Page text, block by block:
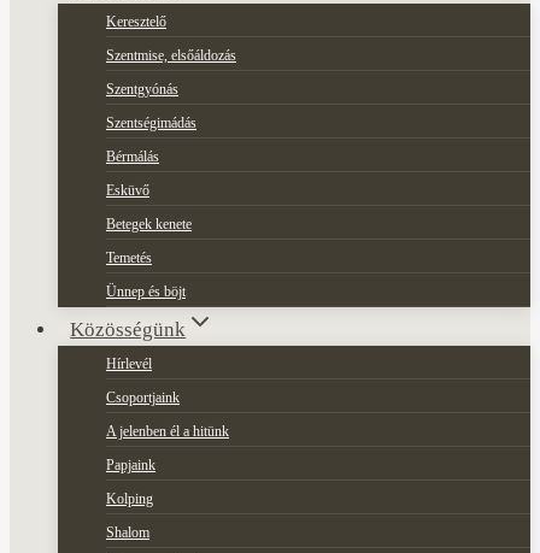
Keresztelő
Szentmise, elsőáldozás
Szentgyónás
Szentségimádás
Bérmálás
Esküvő
Betegek kenete
Temetés
Ünnep és böjt
Közösségünk
Hírlevél
Csoportjaink
A jelenben él a hitünk
Papjaink
Kolping
Shalom